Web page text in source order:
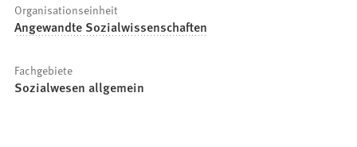
Organisationseinheit
Angewandte Sozialwissenschaften
Fachgebiete
Sozialwesen allgemein